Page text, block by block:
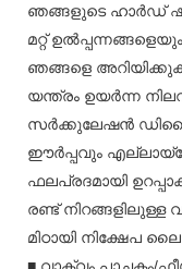
ഞങ്ങളുടെ ഹാർഡ്
മറ്റ്
ഞങ്ങളെ
യന്ത്രം ഉയർന്ന
സർക്കുലേഷൻ
ഈർപ്പവും
ഫലപ്രദമായി
രണ്ട് നിറങ്ങളിലുള്ള
മിഠായി നിക്ഷേപ